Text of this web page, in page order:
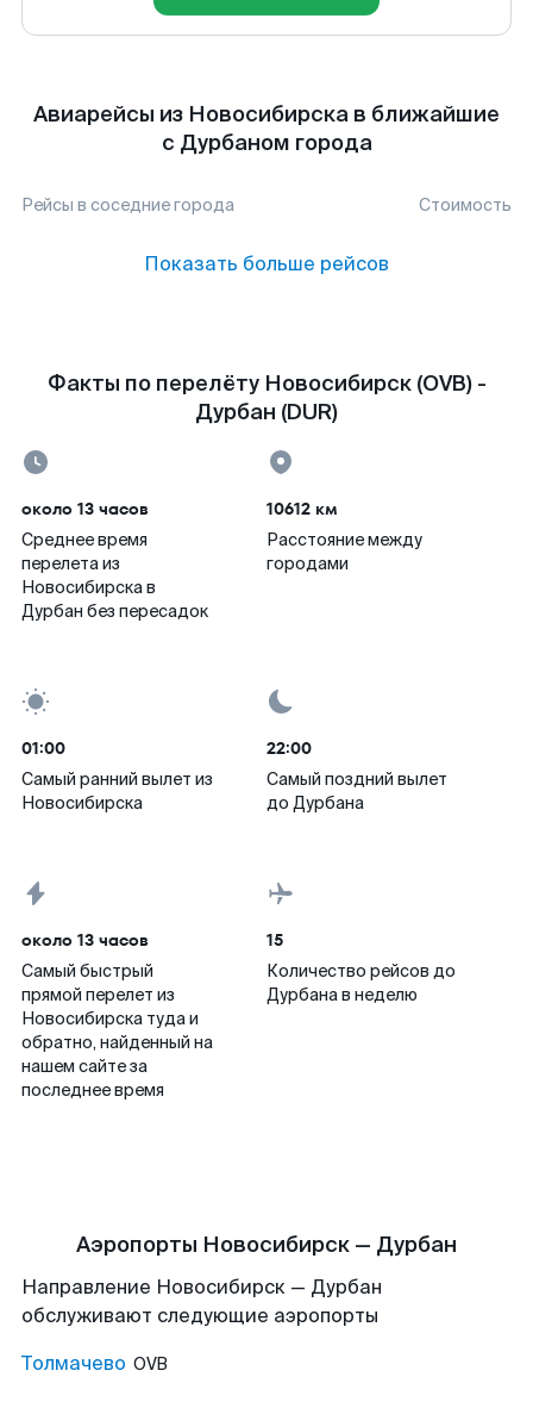
Авиарейсы из Новосибирска в ближайшие
с Дурбаном города
Рейсы в соседние города Стоимость
Показать больше рейсов
Факты по перелёту Новосибирск (OVB) -
Дурбан (DUR)
около 13 часов
Среднее время
перелета из
Новосибирска в
Дурбан без пересадок
10612 км
Расстояние между
городами
01:00
Самый ранний вылет из
Новосибирска
22:00
Самый поздний вылет
до Дурбана
около 13 часов
Самый быстрый
прямой перелет из
Новосибирска туда и
обратно, найденный на
нашем сайте за
последнее время
15
Количество рейсов до
Дурбана в неделю
Аэропорты Новосибирск — Дурбан
Направление Новосибирск — Дурбан
обслуживают следующие аэропорты
Толмачево OVB